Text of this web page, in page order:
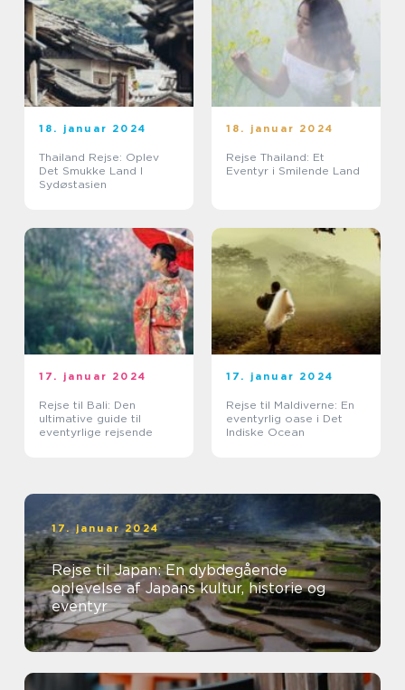
18. januar 2024
Thailand Rejse: Oplev
Det Smukke Land I
Sydøstasien
18. januar 2024
Rejse Thailand: Et
Eventyr i Smilende Land
17. januar 2024
Rejse til Bali: Den
ultimative guide til
eventyrlige rejsende
17. januar 2024
Rejse til Maldiverne: En
eventyrlig oase i Det
Indiske Ocean
17. januar 2024
Rejse til Japan: En dybdegående
oplevelse af Japans kultur, historie og
eventyr